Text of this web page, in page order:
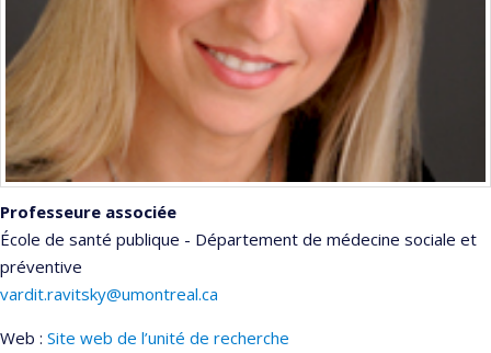
Professeure associée
École de santé publique - Département de médecine sociale et
préventive
vardit.ravitsky@umontreal.ca
Web : Site web de l’unité de recherche